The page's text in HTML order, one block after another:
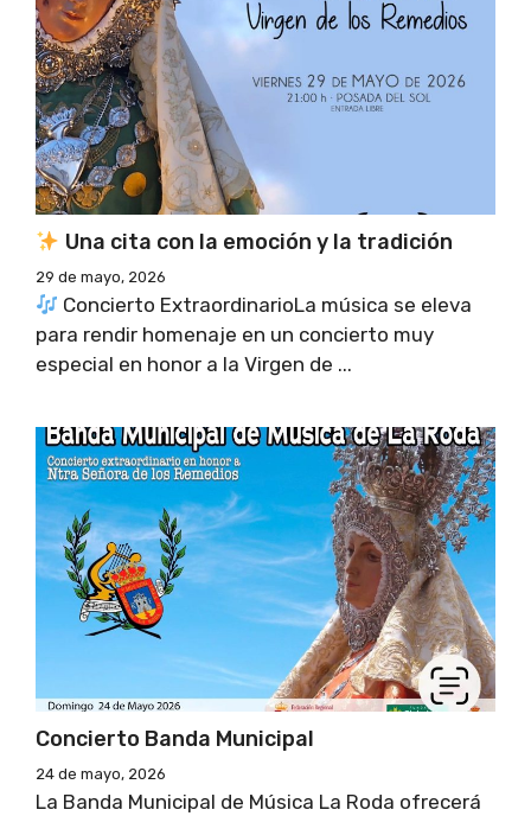
Una cita con la emoción y la tradición
29 de mayo, 2026
Concierto ExtraordinarioLa música se eleva
para rendir homenaje en un concierto muy
especial en honor a la Virgen de ...
Concierto Banda Municipal
24 de mayo, 2026
La Banda Municipal de Música La Roda ofrecerá